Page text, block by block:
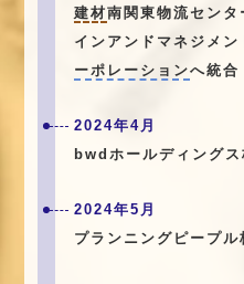
建材南関東物流セン
インアンドマネジメン
ーポレーションへ統合
2024年4月
bwdホールディング
2024年5月
プランニングピープ